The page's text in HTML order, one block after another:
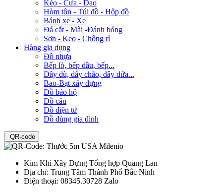
Kéo - Cưa - Dao
Hòm tôn - Túi đồ - Hộp đồ
Bánh xe - Xe
Đá cắt - Mài -Đánh bóng
Sơn - Keo - Chống rỉ
Hàng gia dụng
Đồ nhựa
Bếp lò, bếp dầu, bếp...
Dây dù, dây chão, dây dứa...
Bao-Bạt xây dựng
Đồ bảo hộ
Đồ câu
Đồ điện tử
Đồ dùng gia đình
QR-code
Kim Khí Xây Dựng Tổng hợp Quang Lan
Địa chỉ: Trung Tâm Thành Phố Bắc Ninh
Điện thoại: 08345.30728 Zalo